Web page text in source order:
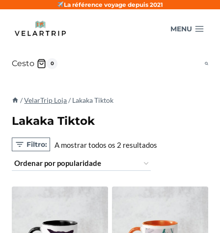
La référence voyage depuis 2021
MENU
Cesto 0
/ VelarTrip Loja / Lakaka Tiktok
Lakaka Tiktok
Filtro: A mostrar todos os 2 resultadosClassificado